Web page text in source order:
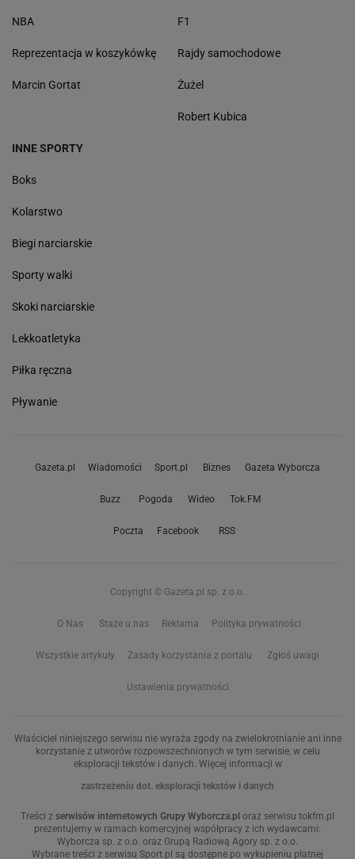
NBA
Reprezentacja w koszykówkę
Marcin Gortat
F1
Rajdy samochodowe
Żużel
Robert Kubica
INNE SPORTY
Boks
Kolarstwo
Biegi narciarskie
Sporty walki
Skoki narciarskie
Lekkoatletyka
Piłka ręczna
Pływanie
Gazeta.pl Wiadomości Sport.pl Biznes Gazeta Wyborcza
Buzz Pogoda Wideo Tok.FM
Poczta Facebook RSS
Copyright © Gazeta.pl sp. z o.o.
O Nas Staże u nas Reklama Polityka prywatności
Wszystkie artykuły Zasady korzystania z portalu Zgłoś uwagi
Ustawienia prywatności
Właściciel niniejszego serwisu nie wyraża zgody na zwielokrotnianie ani inne
korzystanie z utworów rozpowszechnionych w tym serwisie, w celu
eksploracji tekstów i danych. Więcej informacji w
zastrzeżeniu dot. eksploracji tekstów i danych
Treści z serwisów internetowych Grupy Wyborcza.pl oraz serwisu tokfm.pl
prezentujemy w ramach komercyjnej współpracy z ich wydawcami:
Wyborcza sp. z o.o. oraz Grupą Radiową Agory sp. z o.o.
Wybrane treści z serwisu Sport.pl są dostępne po wykupieniu płatnej